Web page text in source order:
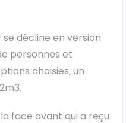
décline en version
personnes et
choisies, un
la face avant qui a reçu